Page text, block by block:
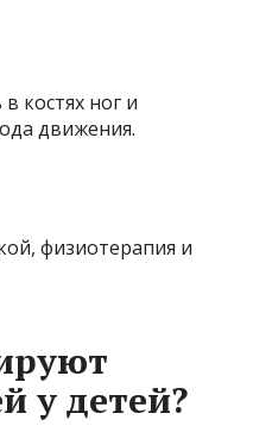
костях ног и
движения.
физиотерапия и
у детей?